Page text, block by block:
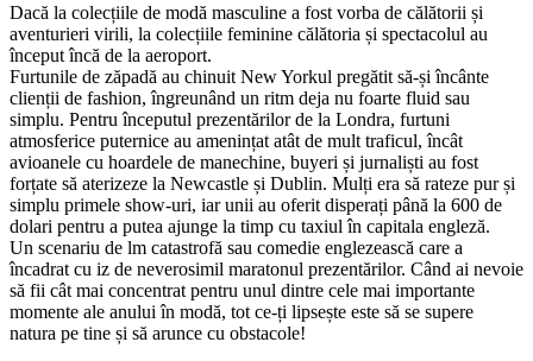
Dacă la colecțiile de modă masculine a fost vorba de călătorii și
aventurieri virili, la colecțiile feminine călătoria și spectacolul au
început încă de la aeroport.
Furtunile de zăpadă au chinuit New Yorkul pregătit să-și încânte
clienții de fashion, îngreunând un ritm deja nu foarte fluid sau
simplu. Pentru începutul prezentărilor de la Londra, furtuni
atmosferice puternice au amenințat atât de mult traficul, încât
avioanele cu hoardele de manechine, buyeri și jurnaliști au fost
forțate să aterizeze la Newcastle și Dublin. Mulți era să rateze pur și
simplu primele show-uri, iar unii au oferit disperați până la 600 de
dolari pentru a putea ajunge la timp cu taxiul în capitala engleză.
Un scenariu de lm catastrofă sau comedie englezească care a
încadrat cu iz de neverosimil maratonul prezentărilor. Când ai nevoie
să fii cât mai concentrat pentru unul dintre cele mai importante
momente ale anului în modă, tot ce-ți lipsește este să se supere
natura pe tine și să arunce cu obstacole!